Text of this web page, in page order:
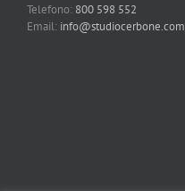
Telefono: 800 598 552
Email: info@studiocerbone.com